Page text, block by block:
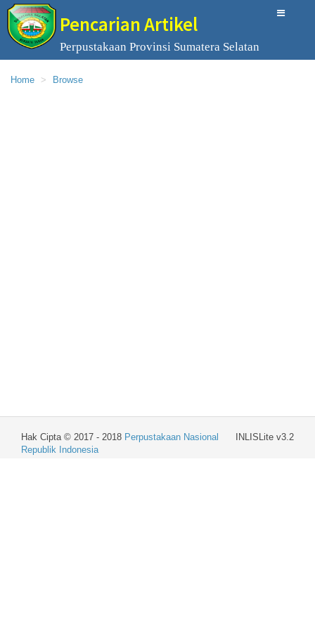
Pencarian Artikel
Perpustakaan Provinsi Sumatera Selatan
Home Browse
INLISLite v3.2
Hak Cipta © 2017 - 2018 Perpustakaan Nasional
Republik Indonesia